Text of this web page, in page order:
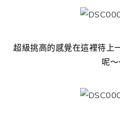
超級挑高的感覺在這裡待上
呢